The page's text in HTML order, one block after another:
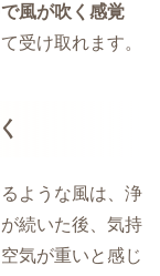
風が吹く感覚
受け取れます。
ような風は、浄
続いた後、気持
気が重いと感じ